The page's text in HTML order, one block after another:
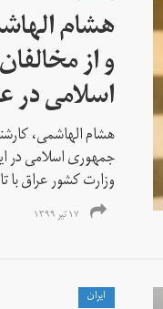
هشام
و از
اسلامی در
هشام الهاشمی،
جمهوری اسلامی در
وزارت کشور عراق با
۱۷ تیر ۱۳۹۹
ايران